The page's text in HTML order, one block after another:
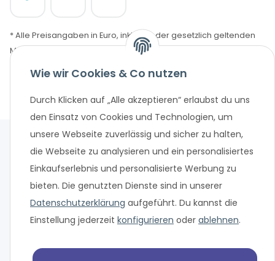
* Alle Preisangaben in Euro, inklusive der gesetzlich geltenden
MwSt. und Versandkosten bei Überweisung oder 0%
einer abschließenden positiven Bonitätsprüfung und
Antragsprüfung. Änderungen und Irrtümer vorbehalten.
Wie wir Cookies & Co nutzen
Durch Klicken auf „Alle akzeptieren“ erlaubst du uns
den Einsatz von Cookies und Technologien, um
unsere Webseite zuverlässig und sicher zu halten,
die Webseite zu analysieren und ein personalisiertes
Einkaufserlebnis und personalisierte Werbung zu
bieten. Die genutzten Dienste sind in unserer
Datenschutzerklärung aufgeführt. Du kannst die
Einstellung jederzeit konfigurieren oder ablehnen.